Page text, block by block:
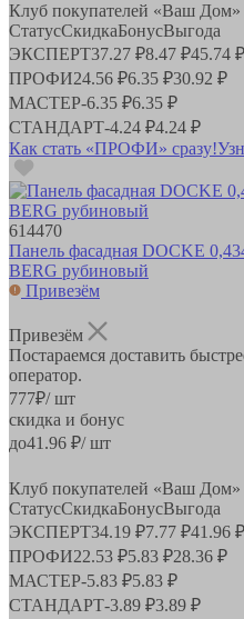
Клуб покупателей «Ваш Дом»
СтатусСкидкаБонусВыгода
ЭКСПЕРТ37.27 ₽8.47 ₽45.74 ₽
ПРОФИ24.56 ₽6.35 ₽30.92 ₽
МАСТЕР-6.35 ₽6.35 ₽
СТАНДАРТ-4.24 ₽4.24 ₽
Как стать «ПРОФИ» сразу!
614470
Панель фасадная DOCKE
BERG рубиновый
Привезём
Привезём
Постараемся доставить
оператор.
777₽/ шт
скидка и бонус
до41.96 ₽/ шт
Клуб покупателей «Ваш Дом»
СтатусСкидкаБонусВыгода
ЭКСПЕРТ34.19 ₽7.77 ₽41.96 ₽
ПРОФИ22.53 ₽5.83 ₽28.36 ₽
МАСТЕР-5.83 ₽5.83 ₽
СТАНДАРТ-3.89 ₽3.89 ₽